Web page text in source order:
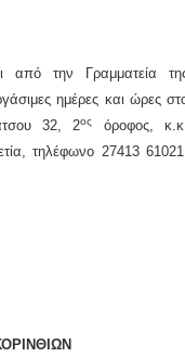
από την Γραμματεία
ημέρες και ώρες
32, 2ος
όροφος,
τηλέφωνο 27413